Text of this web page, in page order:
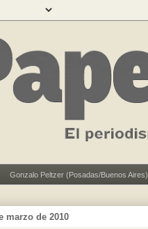
Gonzalo Peltzer (Posadas/Buenos Aires)
marzo de 2010